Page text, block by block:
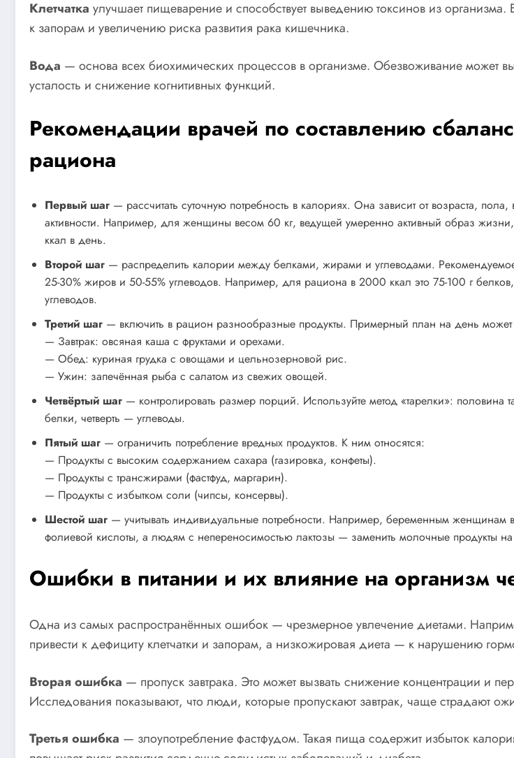
Клетчатка улучшает пищеварение и способствует выведению токсинов из организма.
к запорам и увеличению риска развития рака кишечника.
Вода — основа всех биохимических процессов в организме. Обезвоживание может
усталость и снижение когнитивных функций.
Рекомендации врачей по составлению
рациона
Первый шаг — рассчитать суточную потребность в калориях. Она зависит от возраста,
активности. Например, для женщины весом 60 кг, ведущей умеренно активный образ
ккал в день.
Второй шаг — распределить калории между белками, жирами и углеводами.
25-30% жиров и 50-55% углеводов. Например, для рациона в 2000 ккал это 75-100 г
углеводов.
Третий шаг — включить в рацион разнообразные продукты. Примерный план на день может
— Завтрак: овсяная каша с фруктами и орехами.
— Обед: куриная грудка с овощами и цельнозерновой рис.
— Ужин: запечённая рыба с салатом из свежих овощей.
Четвёртый шаг — контролировать размер порций. Используйте метод «тарелки»: половина
белки, четверть — углеводы.
Пятый шаг — ограничить потребление вредных продуктов. К ним относятся:
— Продукты с высоким содержанием сахара (газировка, конфеты).
— Продукты с трансжирами (фастфуд, маргарин).
— Продукты с избытком соли (чипсы, консервы).
Шестой шаг — учитывать индивидуальные потребности. Например, беременным женщинам
фолиевой кислоты, а людям с непереносимостью лактозы — заменить молочные продукты на
Ошибки в питании и их влияние на организм
Одна из самых распространённых ошибок — чрезмерное увлечение диетами.
привести к дефициту клетчатки и запорам, а низкожировая диета — к нарушению
Вторая ошибка — пропуск завтрака. Это может вызвать снижение концентрации и
Исследования показывают, что люди, которые пропускают завтрак, чаще страдают
Третья ошибка — злоупотребление фастфудом. Такая пища содержит избыток